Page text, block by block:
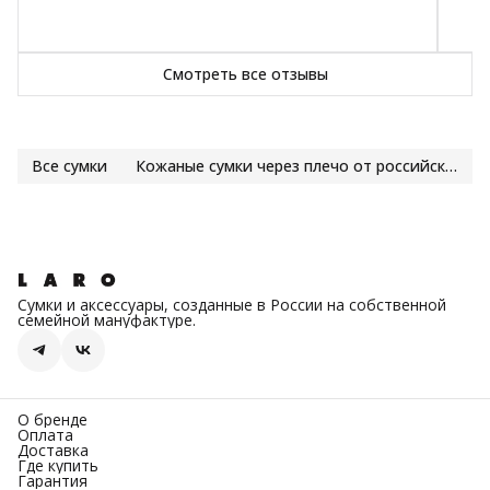
Смотреть все отзывы
Все сумки Кожаные сумки через плечо от российского бренда LARO
Сумки и аксессуары, созданные в России на собственной
семейной мануфактуре.
О бренде
Оплата
Доставка
Где купить
Гарантия